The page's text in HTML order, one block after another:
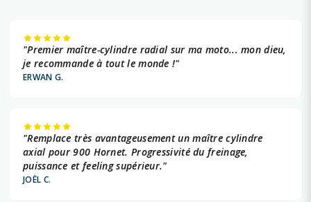
"Premier maître-cylindre radial sur ma moto... mon dieu,
je recommande à tout le monde !"
ERWAN G.
"Remplace très avantageusement un maître cylindre
axial pour 900 Hornet. Progressivité du freinage,
puissance et feeling supérieur."
JOËL C.